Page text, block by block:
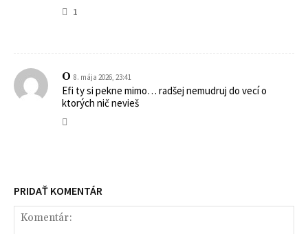
1
O 8. mája 2026, 23:41
Efi ty si pekne mimo… radšej nemudruj do vecí o
ktorých nič nevieš
PRIDAŤ KOMENTÁR